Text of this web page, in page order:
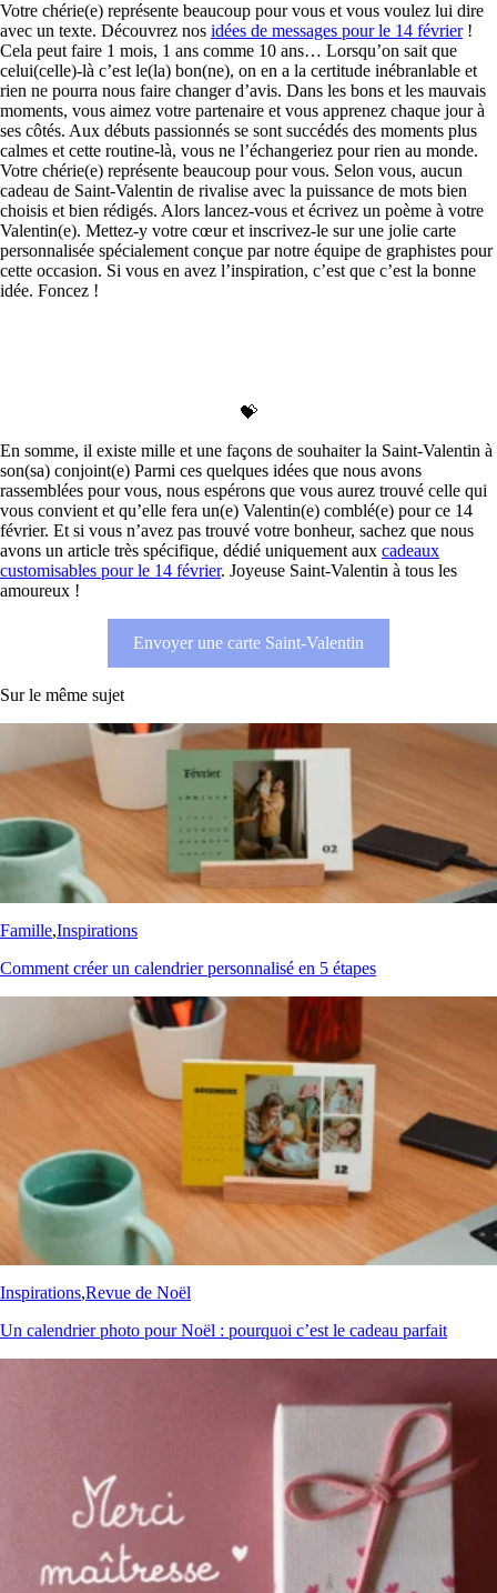
Votre chérie(e) représente beaucoup pour vous et vous voulez lui dire
avec un texte. Découvrez nos idées de messages pour le 14 février!
Cela peut faire 1 mois, 1 ans comme 10 ans… Lorsqu’on sait que
celui(celle)-là c’est le(la) bon(ne), on en a la certitude inébranlable et
rien ne pourra nous faire changer d’avis. Dans les bons et les mauvais
moments, vous aimez votre partenaire et vous apprenez chaque jour à
ses côtés. Aux débuts passionnés se sont succédés des moments plus
calmes et cette routine-là, vous ne l’échangeriez pour rien au monde.
Votre chérie(e) représente beaucoup pour vous. Selon vous, aucun
cadeau de Saint-Valentin de rivalise avec la puissance de mots bien
choisis et bien rédigés. Alors lancez-vous et écrivez un poème à votre
Valentin(e). Mettez-y votre cœur et inscrivez-le sur une jolie carte
personnalisée spécialement conçue par notre équipe de graphistes pour
cette occasion. Si vous en avez l’inspiration, c’est que c’est la bonne
idée. Foncez !
💝
En somme, il existe mille et une façons de souhaiter la Saint-Valentin à
son(sa) conjoint(e) Parmi ces quelques idées que nous avons
rassemblées pour vous, nous espérons que vous aurez trouvé celle qui
vous convient et qu’elle fera un(e) Valentin(e) comblé(e) pour ce 14
février. Et si vous n’avez pas trouvé votre bonheur, sachez que nous
avons un article très spécifique, dédié uniquement aux cadeaux
customisables pour le 14 février. Joyeuse Saint-Valentin à tous les
amoureux !
Envoyer une carte Saint-Valentin
Sur le même sujet
Famille,Inspirations
Comment créer un calendrier personnalisé en 5 étapes
Inspirations,Revue de Noël
Un calendrier photo pour Noël : pourquoi c’est le cadeau parfait